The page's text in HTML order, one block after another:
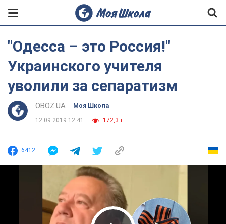
"Одесса – это Россия!"
Украинского учителя
уволили за сепаратизм
OBOZ.UA Моя Школа
12.09.2019 12:41 172,3 т.
6412